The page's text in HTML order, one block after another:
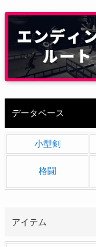
データベース
小型剣
格闘
アイテム